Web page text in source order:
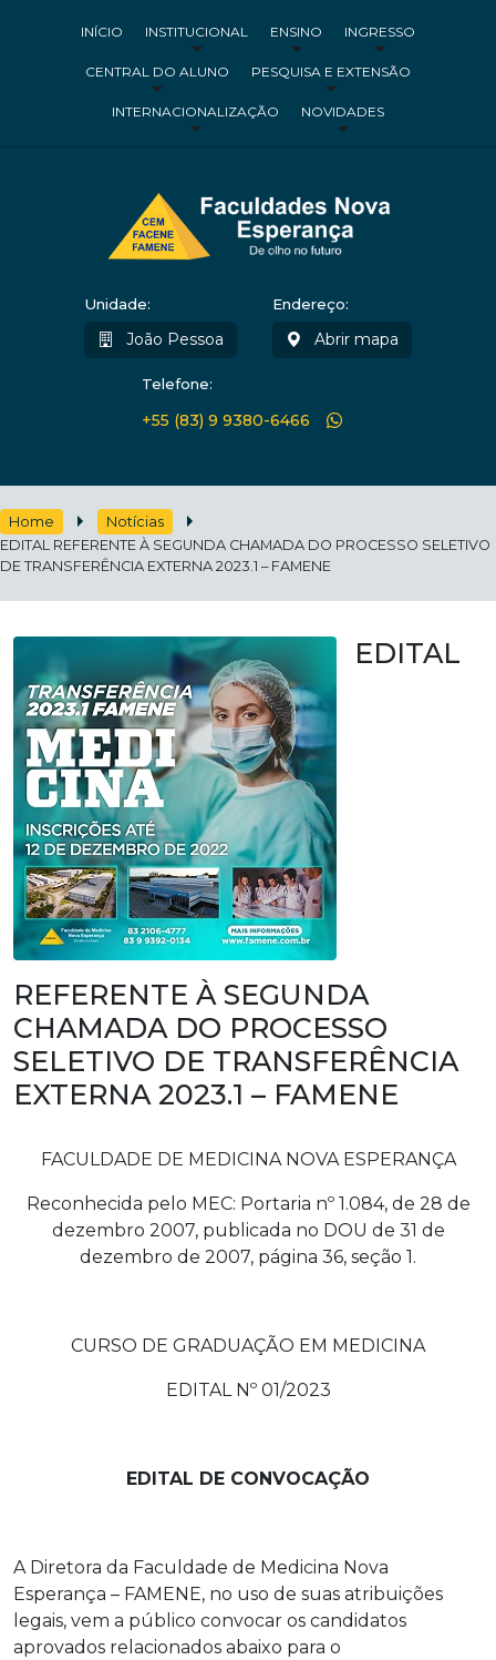
INÍCIO INSTITUCIONAL ENSINO INGRESSO
CENTRAL DO ALUNO PESQUISA E EXTENSÃO
INTERNACIONALIZAÇÃO NOVIDADES
Unidade:
João Pessoa
Endereço:
Abrir mapa
Telefone:
+55 (83) 9 9380-6466
Home
Notícias
EDITAL REFERENTE À SEGUNDA CHAMADA DO PROCESSO SELETIVO
DE TRANSFERÊNCIA EXTERNA 2023.1 – FAMENE
EDITAL
REFERENTE À SEGUNDA
CHAMADA DO PROCESSO
SELETIVO DE TRANSFERÊNCIA
EXTERNA 2023.1 – FAMENE
FACULDADE DE MEDICINA NOVA ESPERANÇA
Reconhecida pelo MEC: Portaria nº 1.084, de 28 de
dezembro 2007, publicada no DOU de 31 de
dezembro de 2007, página 36, seção 1.
CURSO DE GRADUAÇÃO EM MEDICINA
EDITAL Nº 01/2023
EDITAL DE CONVOCAÇÃO
A Diretora da Faculdade de Medicina Nova
Esperança – FAMENE, no uso de suas atribuições
legais, vem a público convocar os candidatos
aprovados relacionados abaixo para o